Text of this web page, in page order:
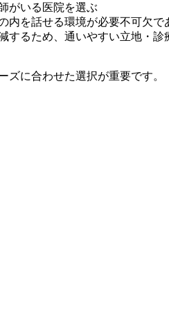
がいる医院を選ぶ
を話せる環境が必要不可欠
るため、通いやすい立地・診
に合わせた選択が重要です。